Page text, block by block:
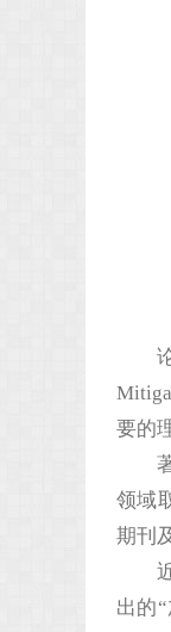
要的
领域
期刊
出的